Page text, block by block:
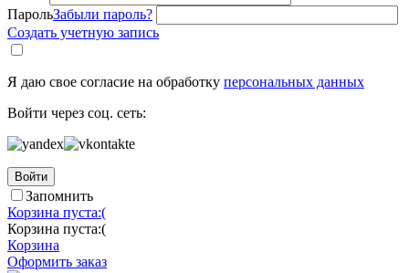
ПарольЗабыли пароль?
Создать учетную запись
Я даю свое согласие на обработку персональных данных
Войти через соц. сеть:
Войти
Запомнить
Корзина пуста:(
Корзина пуста:(
Корзина
Оформить заказ